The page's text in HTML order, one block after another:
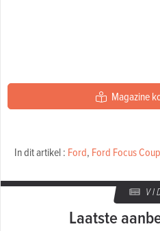
Magazine
In dit artikel : Ford, Ford Focus
Laatste